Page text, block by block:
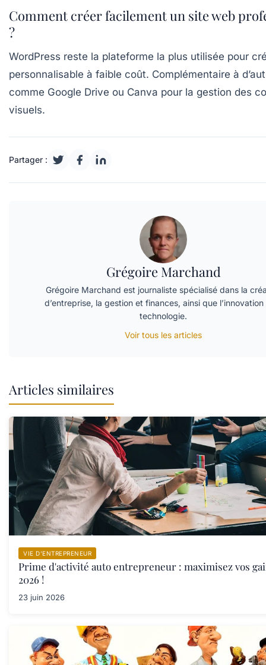
Comment créer facilement un site web
?
WordPress reste la plateforme la plus utilisée pour
personnalisable à faible coût. Complémentaire à
comme Google Drive ou Canva pour la gestion des
visuels.
Partager :
Grégoire Marchand
Grégoire Marchand est journaliste spécialisé dans la
d’entreprise, la gestion et finances, ainsi que l’innovation
technologie.
Voir tous les articles
Articles similaires
VIE D’ENTREPRENEUR
Prime d'activité auto entrepreneur : maximisez vos
2026 !
23 juin 2026